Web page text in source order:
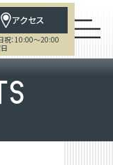
アクセス
祝：10:00～20:00
S